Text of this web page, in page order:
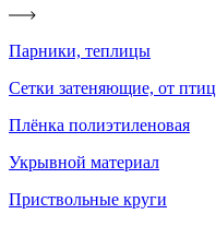
Парники, теплицы
Сетки затеняющие, от птиц
Плёнка полиэтиленовая
Укрывной материал
Приствольные круги